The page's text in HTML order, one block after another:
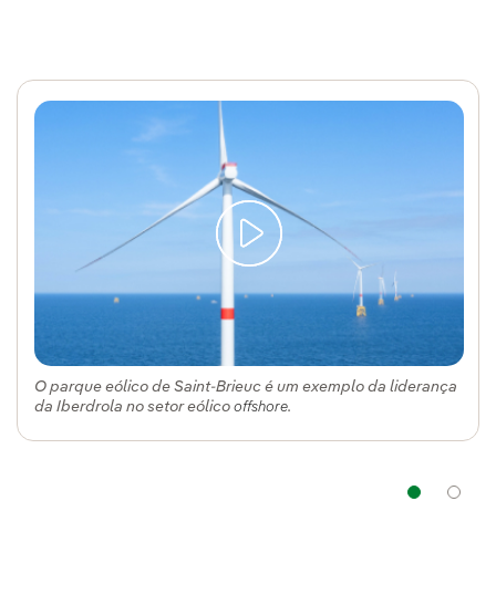
O parque eólico de Saint-Brieuc é um exemplo da liderança
da Iberdrola no setor eólico offshore.